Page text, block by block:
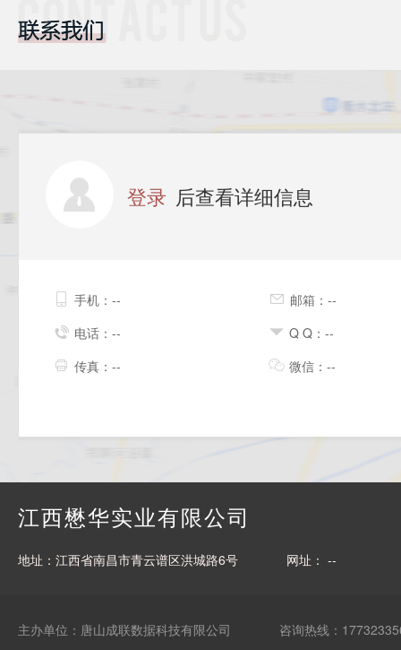
登录 后查看详细信息
手机：--
邮箱：--
电话：--
Q Q：--
传真：--
微信：--
江西懋华实业有限公司
地址：江西省南昌市青云谱区洪城路6号 网址： --
主办单位：唐山成联数据科技有限公司 咨询热线：